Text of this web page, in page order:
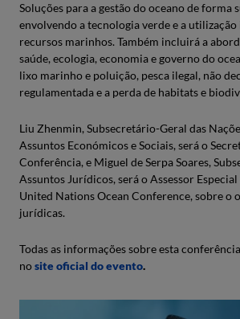
Soluções para a gestão do oceano de forma
envolvendo a tecnologia verde e a
recursos marinhos. Também incluirá a
saúde, ecologia, economia e governo do
lixo marinho e poluição, pesca ilegal, não
regulamentada e a perda de habitats e
Liu Zhenmin, Subsecretário-Geral das
Assuntos Económicos e Sociais, será o
Conferência, e Miguel de Serpa Soares,
Assuntos Jurídicos, será o Assessor
United Nations Ocean Conference, sobre o
jurídicas.
Todas as informações sobre esta
nosite oficial do evento.